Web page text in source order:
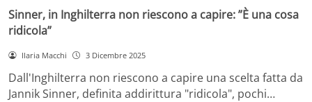
Sinner, in Inghilterra non riescono a capire: ”È una cosa
ridicola”
Ilaria Macchi 3 Dicembre 2025
Dall'Inghilterra non riescono a capire una scelta fatta da
Jannik Sinner, definita addirittura "ridicola", pochi…